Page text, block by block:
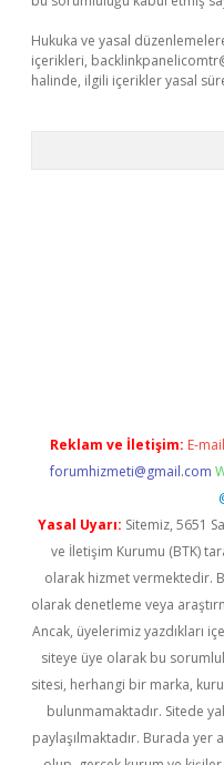
Hukuka ve yasal
içerikleri,
halinde, ilgili içerikler yasal
Reklam ve İletişim: E-
forumhizmeti@gmail.com
Yasal Uyarı: Sitemiz, 5651
ve İletişim Kurumu (BTK)
olarak hizmet vermektedir.
olarak denetleme veya
Ancak, üyelerimiz yazdıkları
siteye üye olarak bu
sitesi, herhangi bir marka,
bulunmamaktadır. Sitede
paylaşılmaktadır. Burada yer